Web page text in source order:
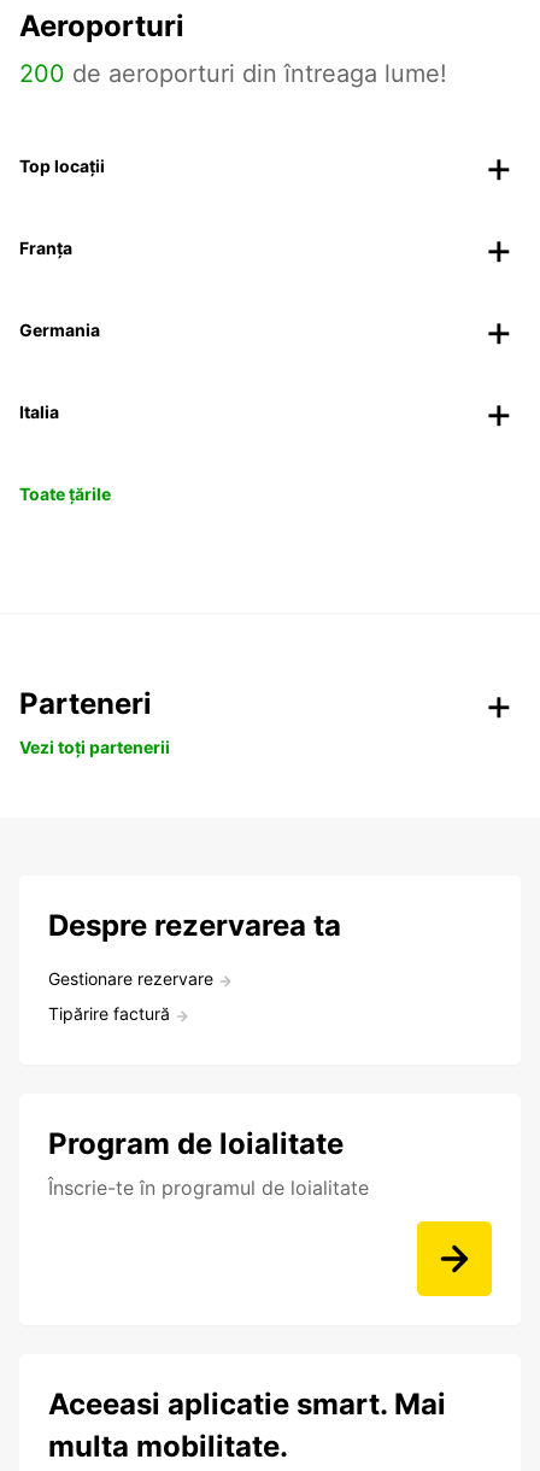
Aeroporturi
200 de aeroporturi din întreaga lume!
Top locații
Franța
Germania
Italia
Toate țările
Parteneri
Vezi toți partenerii
Despre rezervarea ta
Gestionare rezervare
Tipărire factură
Program de loialitate
Înscrie-te în programul de loialitate
Aceeasi aplicatie smart. Mai
multa mobilitate.